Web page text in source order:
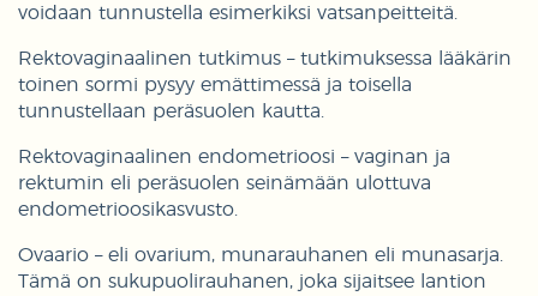
voidaan tunnustella esimerkiksi vatsanpeitteitä.
Rektovaginaalinen tutkimus – tutkimuksessa lääkärin
toinen sormi pysyy emättimessä ja toisella
tunnustellaan peräsuolen kautta.
Rektovaginaalinen endometrioosi – vaginan ja
rektumin eli peräsuolen seinämään ulottuva
endometrioosikasvusto.
Ovaario – eli ovarium, munarauhanen eli munasarja.
Tämä on sukupuolirauhanen, joka sijaitsee lantion